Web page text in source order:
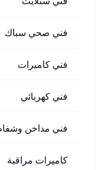
فني صحي سباك
فني كاميرات
فني كهربائي
فني مداخن
كاميرات مراقبة